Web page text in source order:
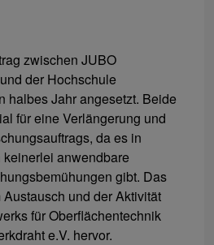
zwischen JUBO
der Hochschule
halbes Jahr angesetzt. Beide
für eine Verlängerung und
da es in
anwendbare
gibt. Das
und der Aktivität
für Oberflächentechnik
e.V. hervor.